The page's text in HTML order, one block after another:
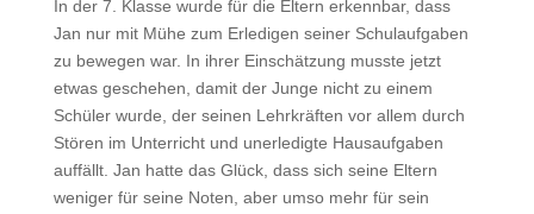
In der 7. Klasse wurde für die Eltern erkennbar, dass
Jan nur mit Mühe zum Erledigen seiner Schulaufgaben
zu bewegen war. In ihrer Einschätzung musste jetzt
etwas geschehen, damit der Junge nicht zu einem
Schüler wurde, der seinen Lehrkräften vor allem durch
Stören im Unterricht und unerledigte Hausaufgaben
auffällt. Jan hatte das Glück, dass sich seine Eltern
weniger für seine Noten, aber umso mehr für sein